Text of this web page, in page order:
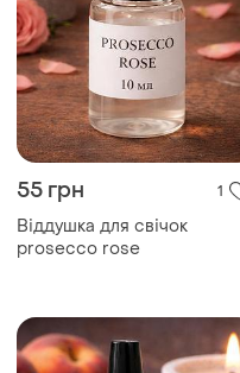
55 грн 1
Віддушка для свічок
prosecco rose